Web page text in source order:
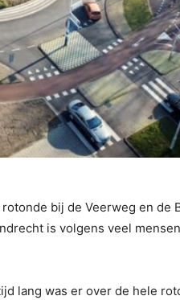
bij de Veerweg en de
is volgens veel
lang was er over de hele